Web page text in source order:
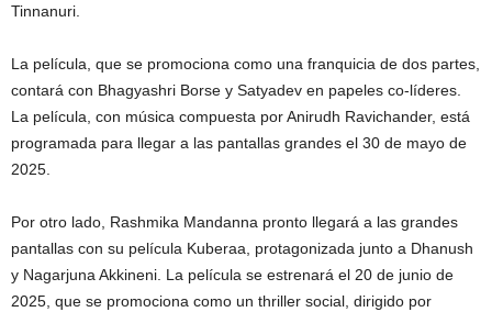
Tinnanuri.
La película, que se promociona como una franquicia de dos partes,
contará con Bhagyashri Borse y Satyadev en papeles co-líderes.
La película, con música compuesta por Anirudh Ravichander, está
programada para llegar a las pantallas grandes el 30 de mayo de
2025.
Por otro lado, Rashmika Mandanna pronto llegará a las grandes
pantallas con su película Kuberaa, protagonizada junto a Dhanush
y Nagarjuna Akkineni. La película se estrenará el 20 de junio de
2025, que se promociona como un thriller social, dirigido por